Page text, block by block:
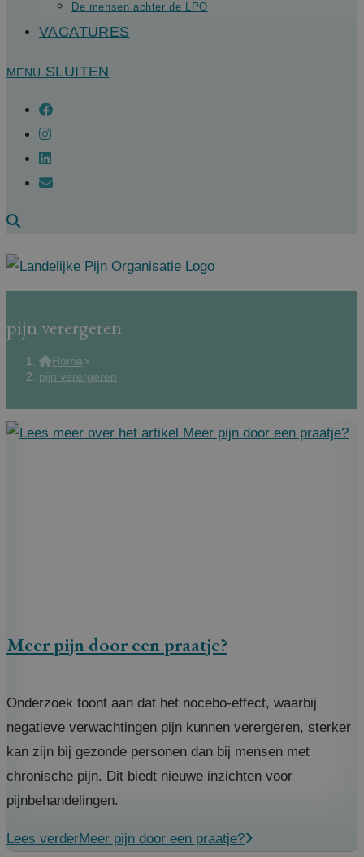
De mensen achter de LPO
VACATURES
MENU SLUITEN
pijn verergeren
Home>
pijn verergeren
Meer pijn door een praatje?
Onderzoek toont aan dat het nocebo-effect, waarbij
negatieve verwachtingen pijn kunnen verergeren, sterker
kan zijn bij gezonde personen dan bij mensen met
chronische pijn. Dit biedt nieuwe inzichten voor
pijnbehandelingen.
Lees verderMeer pijn door een praatje?